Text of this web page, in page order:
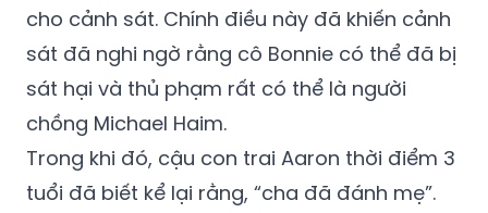
cho cảnh sát. Chính điều này đã khiến cảnh
sát đã nghi ngờ rằng cô Bonnie có thể đã bị
sát hại và thủ phạm rất có thể là người
chồng Michael Haim.
Trong khi đó, cậu con trai Aaron thời điểm 3
tuổi đã biết kể lại rằng, “cha đã đánh mẹ”.